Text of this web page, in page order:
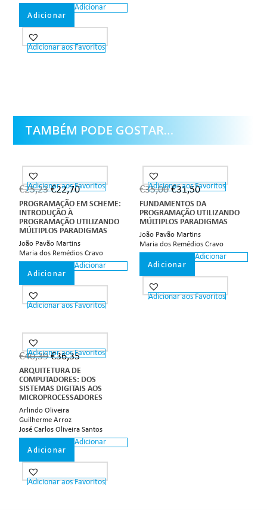
Adicionar
Adicionar
Adicionar aos Favoritos
TAMBÉM PODE GOSTAR…
Adicionar aos Favoritos
€25,23 €22,70
PROGRAMAÇÃO EM SCHEME:
INTRODUÇÃO À
PROGRAMAÇÃO UTILIZANDO
MÚLTIPLOS PARADIGMAS
João Pavão Martins
Maria dos Remédios Cravo
Adicionar
Adicionar
Adicionar aos Favoritos
Adicionar aos Favoritos
€35,00 €31,50
FUNDAMENTOS DA
PROGRAMAÇÃO UTILIZANDO
MÚLTIPLOS PARADIGMAS
João Pavão Martins
Maria dos Remédios Cravo
Adicionar
Adicionar
Adicionar aos Favoritos
Adicionar aos Favoritos
€40,39 €36,35
ARQUITETURA DE
COMPUTADORES: DOS
SISTEMAS DIGITAIS AOS
MICROPROCESSADORES
Arlindo Oliveira
Guilherme Arroz
José Carlos Oliveira Santos
Adicionar
Adicionar
Adicionar aos Favoritos